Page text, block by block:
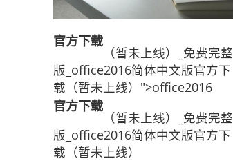
官方下载
（暂未上线）_免费完整
版_office2016简体中文版官方下
载（暂未上线）">office2016
官方下载
（暂未上线）_免费完整
版_office2016简体中文版官方下
载（暂未上线）